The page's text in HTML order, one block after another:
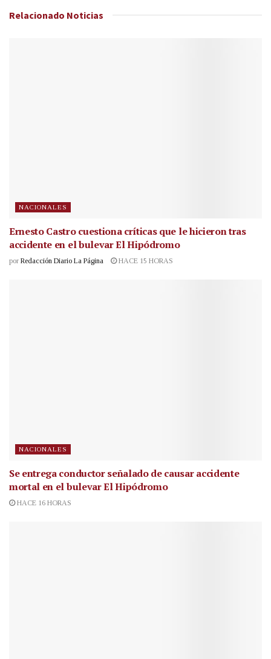
Relacionado Noticias
NACIONALES
Ernesto Castro cuestiona críticas que le hicieron tras
accidente en el bulevar El Hipódromo
por Redacción Diario La Página HACE 15 HORAS
NACIONALES
Se entrega conductor señalado de causar accidente
mortal en el bulevar El Hipódromo
HACE 16 HORAS